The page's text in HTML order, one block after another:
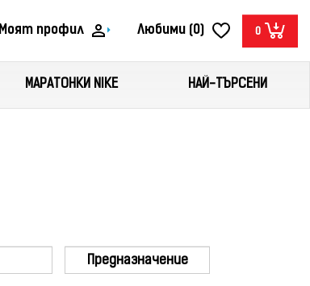
Моят профил Любими (0) 0
МАРАТОНКИ NIKE НАЙ-ТЪРСЕНИ
Предназначение